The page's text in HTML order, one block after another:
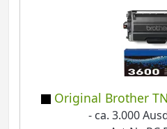
Original Brother
- ca. 3.000